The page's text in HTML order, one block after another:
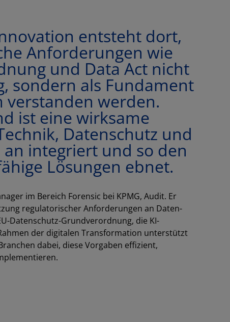
entsteht dort,
Anforderungen wie
und Data Act nicht
sondern als Fundament
verstanden werden.
ist eine wirksame
Datenschutz und
an integriert und so den
Lösungen ebnet.
im Bereich Forensic bei KPMG, Audit. Er
regulatorischer Anforderungen an Daten-
Datenschutz-Grundverordnung, die KI-
der digitalen Transformation unterstützt
dabei, diese Vorgaben effizient,